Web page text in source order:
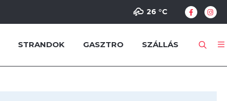
26 °C
STRANDOK GASZTRO SZÁLLÁS